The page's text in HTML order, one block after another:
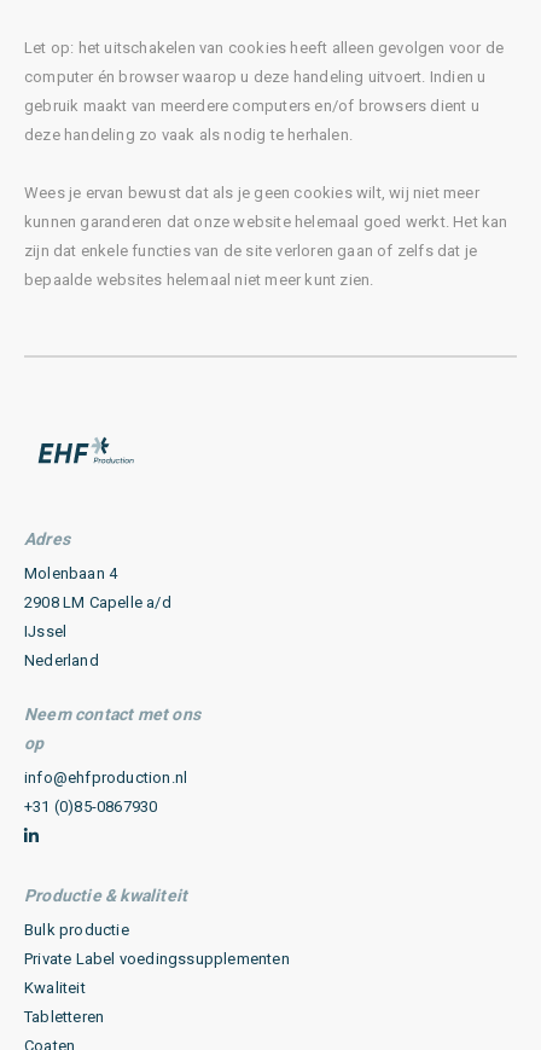
Let op: het uitschakelen van cookies heeft alleen gevolgen voor de
computer én browser waarop u deze handeling uitvoert. Indien u
gebruik maakt van meerdere computers en/of browsers dient u
deze handeling zo vaak als nodig te herhalen.
Wees je ervan bewust dat als je geen cookies wilt, wij niet meer
kunnen garanderen dat onze website helemaal goed werkt. Het kan
zijn dat enkele functies van de site verloren gaan of zelfs dat je
bepaalde websites helemaal niet meer kunt zien.
Productie & kwaliteit
Bulk productie
Private Label voedingssupplementen
Kwaliteit
Tabletteren
Coaten
Adres
Molenbaan 4
2908 LM Capelle a/d
IJssel
Nederland
Neem contact met ons
op
info@ehfproduction.nl
+31 (0)85-0867930